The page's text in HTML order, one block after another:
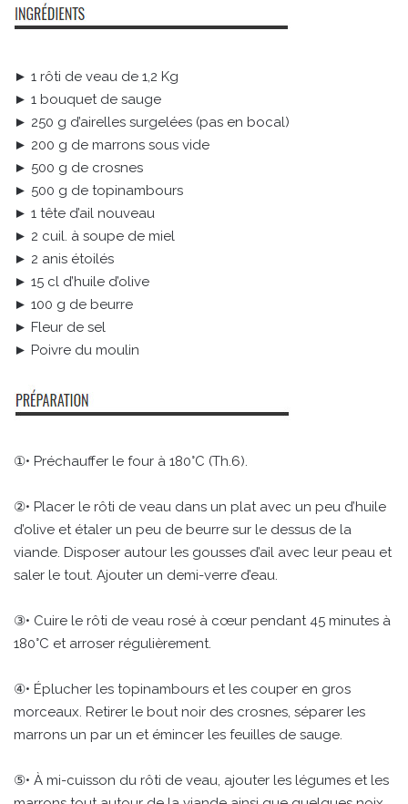
► 1 rôti de veau de 1,2 Kg
► 1 bouquet de sauge
► 250 g d’airelles surgelées (pas en bocal)
► 200 g de marrons sous vide
► 500 g de crosnes
► 500 g de topinambours
► 1 tête d’ail nouveau
► 2 cuil. à soupe de miel
► 2 anis étoilés
► 15 cl d’huile d’olive
► 100 g de beurre
► Fleur de sel
► Poivre du moulin
①• Préchauffer le four à 180°C (Th.6).
②• Placer le rôti de veau dans un plat avec un peu d’huile
d’olive et étaler un peu de beurre sur le dessus de la
viande. Disposer autour les gousses d’ail avec leur peau et
saler le tout. Ajouter un demi-verre d’eau.
③• Cuire le rôti de veau rosé à cœur pendant 45 minutes à
180°C et arroser régulièrement.
④• Éplucher les topinambours et les couper en gros
morceaux. Retirer le bout noir des crosnes, séparer les
marrons un par un et émincer les feuilles de sauge.
⑤• À mi-cuisson du rôti de veau, ajouter les légumes et les